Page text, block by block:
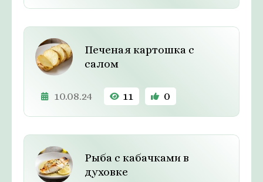
Печеная картошка с
салом
10.08.24 11 0
Рыба с кабачками в
духовке